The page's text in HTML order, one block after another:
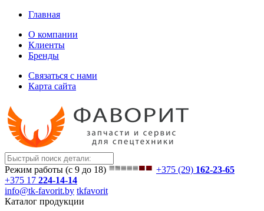
Главная
О компании
Клиенты
Бренды
Связаться с нами
Карта сайта
Режим работы (с 9 до 18) +375 (29) 162-23-65
+375 17 224-14-14
info@tk-favorit.by tkfavorit
Каталог продукции